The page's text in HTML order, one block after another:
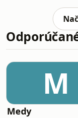
od
príprav.
sile,
M
Medy